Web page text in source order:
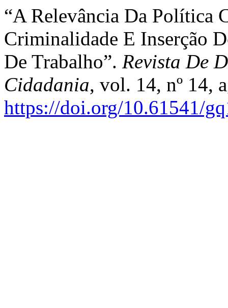
“A Relevância Da Política
Criminalidade E Inserção
De Trabalho”. Revista De
Cidadania, vol. 14, nº 14,
https://doi.org/10.61541/